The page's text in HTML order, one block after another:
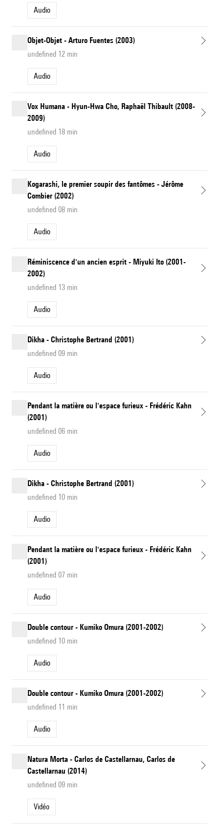
Audio
Objet-Objet - Arturo Fuentes (2003)
undefined 12 min
Audio
Vox Humana - Hyun-Hwa Cho, Raphaël Thibault (2008-
2009)
undefined 18 min
Audio
Kogarashi, le premier soupir des fantômes - Jérôme
Combier (2002)
undefined 08 min
Audio
Réminiscence d'un ancien esprit - Miyuki Ito (2001-
2002)
undefined 13 min
Audio
Dikha - Christophe Bertrand (2001)
undefined 09 min
Audio
Pendant la matière ou l'espace furieux - Frédéric Kahn
(2001)
undefined 06 min
Audio
Dikha - Christophe Bertrand (2001)
undefined 10 min
Audio
Pendant la matière ou l'espace furieux - Frédéric Kahn
(2001)
undefined 07 min
Audio
Double contour - Kumiko Omura (2001-2002)
undefined 10 min
Audio
Double contour - Kumiko Omura (2001-2002)
undefined 11 min
Audio
Natura Morta - Carlos de Castellarnau, Carlos de
Castellarnau (2014)
undefined 09 min
Vidéo